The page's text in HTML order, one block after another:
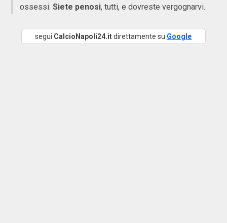
ossessi. Siete penosi, tutti, e dovreste vergognarvi.
segui CalcioNapoli24.itdirettamente su Google